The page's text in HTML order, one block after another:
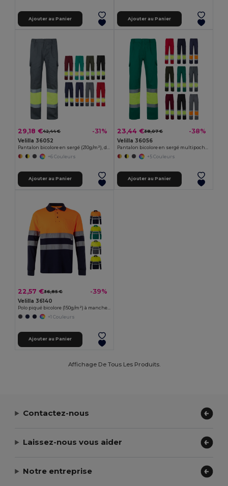
Ajouter au Panier Ajouter au Panier
29,18 €42,44 € -31%
Velilla 36052
+6 Couleurs
Ajouter au Panier
23,44 €38,07 € -38%
Velilla 36056
+5 Couleurs
Ajouter au Panier
22,57 €36,85 € -39%
Velilla 36140
+1 Couleurs
Ajouter au Panier
Affichage De Tous Les Produits.
Contactez-nous
Laissez-nous vous aider
Notre entreprise